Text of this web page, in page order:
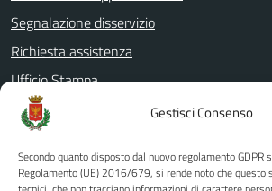
Gestisci Consenso
Secondo quanto disposto dal nuovo regolamento GDPR
Regolamento (UE) 2016/679, si rende noto che questo
Segnalazione disservizio
Richiesta assistenza
Ufficio Stampa
Amministrazione Trasparente
Albo pretorio
Informativa privacy